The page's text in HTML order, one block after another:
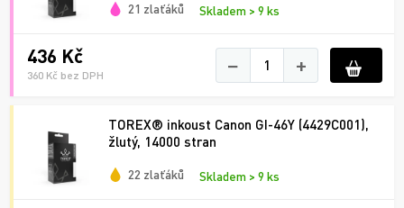
21 zlaťáků Skladem > 9 ks
436 Kč
360 Kč bez DPH − +
TOREX® inkoust Canon GI-46Y (4429C001),
žlutý, 14000 stran
22 zlaťáků Skladem > 9 ks